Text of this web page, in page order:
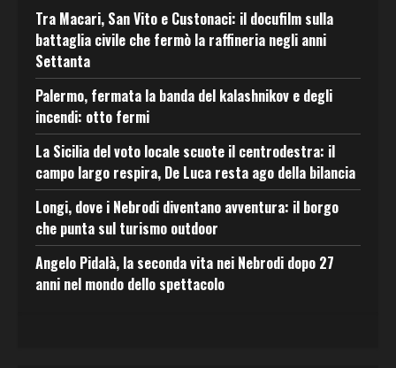
Tra Macari, San Vito e Custonaci: il docufilm sulla
battaglia civile che fermò la raffineria negli anni
Settanta
Palermo, fermata la banda del kalashnikov e degli
incendi: otto fermi
La Sicilia del voto locale scuote il centrodestra: il
campo largo respira, De Luca resta ago della bilancia
Longi, dove i Nebrodi diventano avventura: il borgo
che punta sul turismo outdoor
Angelo Pidalà, la seconda vita nei Nebrodi dopo 27
anni nel mondo dello spettacolo